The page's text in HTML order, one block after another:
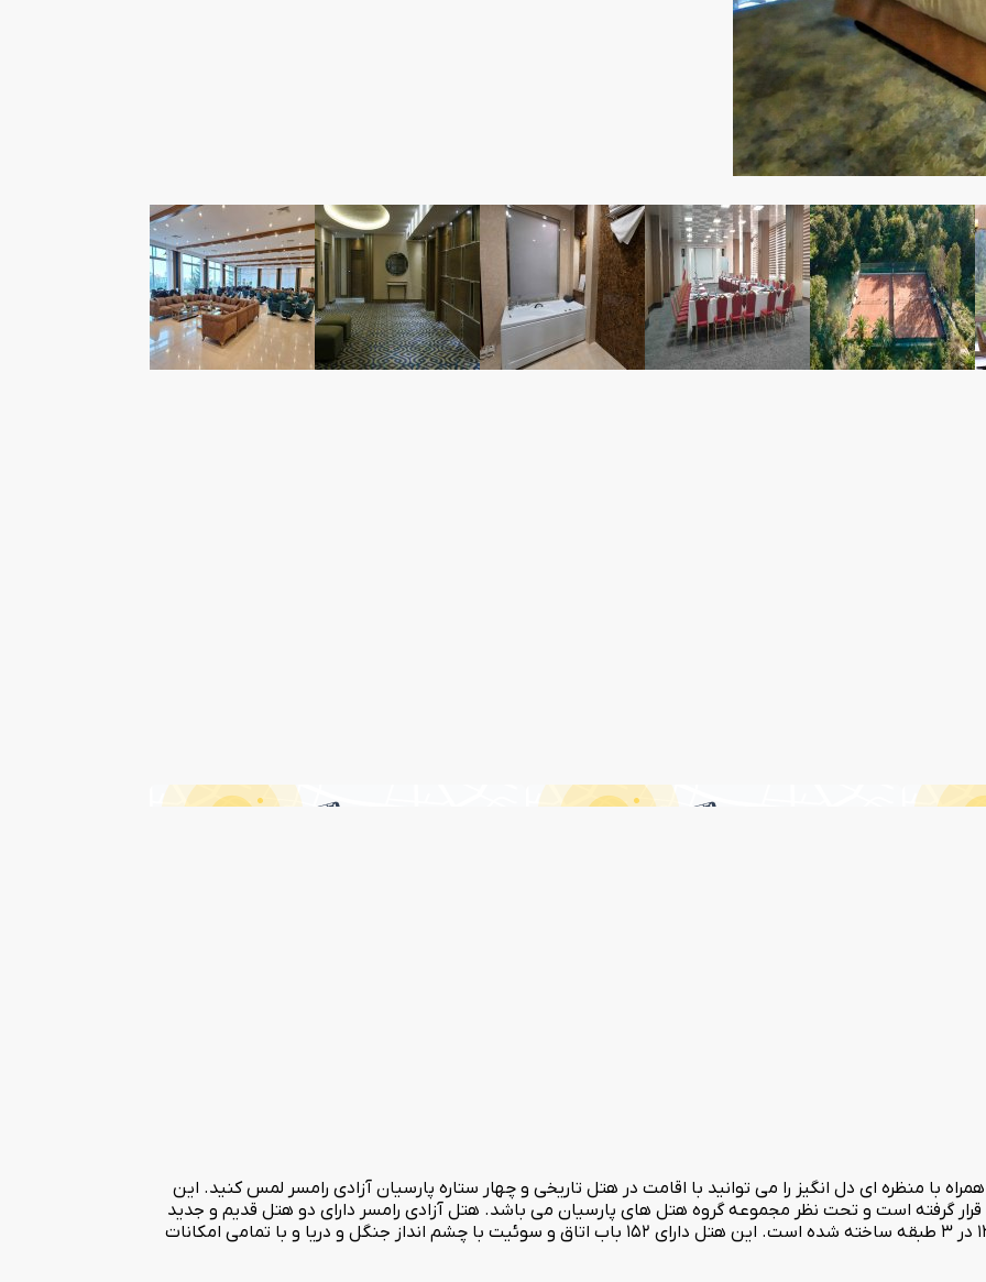
با منظره ای دل انگیز را می توانید با اقامت در هتل تاریخی و چهار ستاره پارسیان آزادی رامسر لمس کنید. این
گرفته است و تحت نظر مجموعه گروه هتل های پارسیان می باشد. هتل آزادی رامسر دارای دو هتل قدیم و جدید
است که هتل قدیم در سال 1312 در 3 طبقه و هتل جدید در سال 1346 در 3 طبقه ساخته شده است. این هتل دارای 152 باب اتاق و سوئیت با چشم انداز جنگل و دریا و با تمامی امکانات